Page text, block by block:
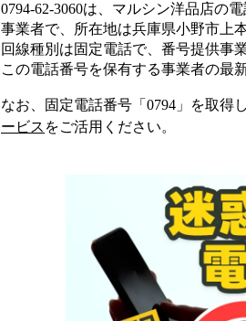
0794-62-3060は、 マルシン洋品店の電
事業者で、所在地は兵庫県小野市上
回線種別は固定電話で、番号提供事
この電話番号を保有する事業者の最
なお、固定電話番号「 0794 」を取得
ービス をご活用ください。